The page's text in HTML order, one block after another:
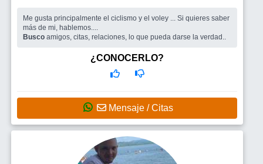
Me gusta principalmente el ciclismo y el voley ... Si quieres saber
más de mi, hablemos....
Busco amigos, citas, relaciones, lo que pueda darse la verdad..
¿CONOCERLO?
Mensaje / Citas